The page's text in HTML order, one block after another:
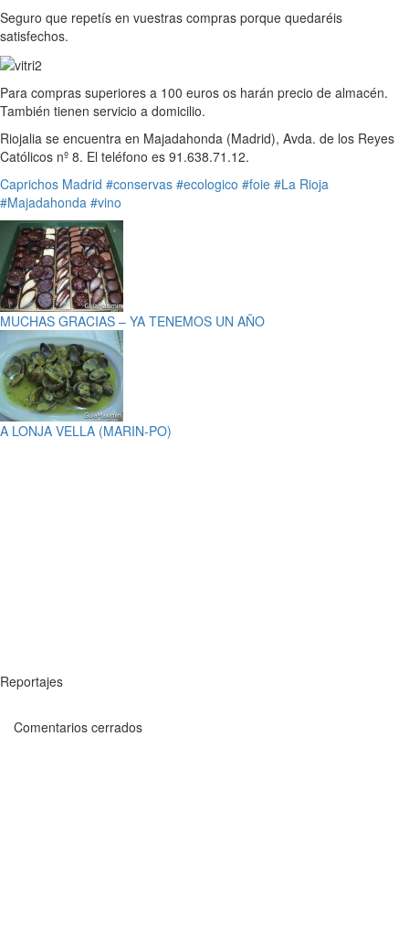
Seguro que repetís en vuestras compras porque quedaréis
satisfechos.
Para compras superiores a 100 euros os harán precio de almacén.
También tienen servicio a domicilio.
Riojalia se encuentra en Majadahonda (Madrid), Avda. de los Reyes
Católicos nº 8. El teléfono es 91.638.71.12.
Caprichos Madrid #conservas #ecologico #foie #La Rioja
#Majadahonda #vino
MUCHAS GRACIAS – YA TENEMOS UN AÑO
A LONJA VELLA (MARIN-PO)
Reportajes
Comentarios cerrados